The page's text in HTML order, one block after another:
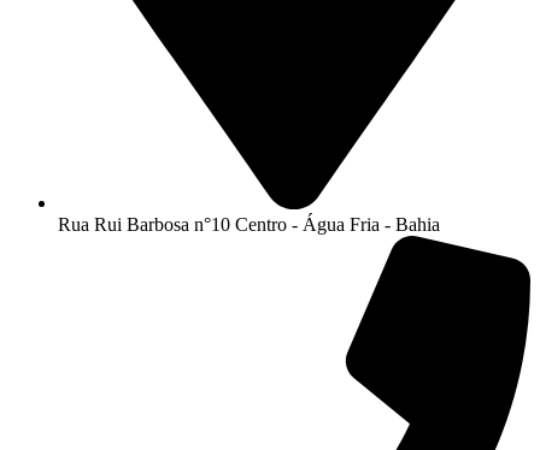
Rua Rui Barbosa n°10 Centro - Água Fria - Bahia